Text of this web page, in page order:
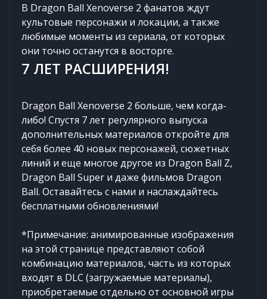
В Dragon Ball Xenoverse 2 фанатов ждут
культовые персонажи и локации, а также
любимые моменты из сериала, от которых
они точно останутся в восторге.
7 ЛЕТ РАСШИРЕНИЯ!
Dragon Ball Xenoverse 2 больше, чем когда-
либо! Спустя 7 лет регулярного выпуска
дополнительных материалов откройте для
себя более 40 новых персонажей, сюжетных
линий и еще многое другое из Dragon Ball Z,
Dragon Ball Super и даже фильмов Dragon
Ball. Оставайтесь с нами и наслаждайтесь
бесплатными обновлениями!
*Примечание: анимированные изображения
на этой странице представляют собой
комбинацию материалов, часть из которых
входят в DLC (загружаемые материалы),
приобретаемые отдельно от основной игры